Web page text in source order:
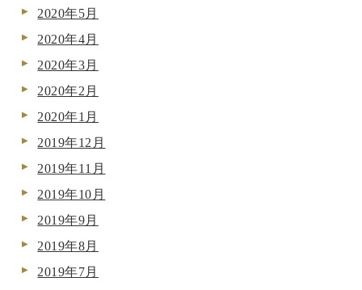
2020年5月
2020年4月
2020年3月
2020年2月
2020年1月
2019年12月
2019年11月
2019年10月
2019年9月
2019年8月
2019年7月